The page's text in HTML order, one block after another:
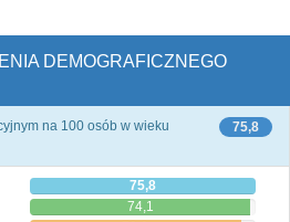
DEMOGRAFICZNEGO
75,8
na 100 osób w wieku
75,8
74,1